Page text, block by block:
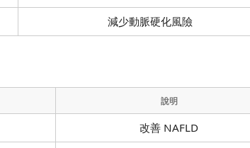
減少動脈硬化風險
說明
改善 NAFLD